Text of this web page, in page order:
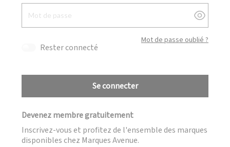
Afficher/
Mot de passe oublié ?
Rester connecté
Se connecter
Devenez membre gratuitement
Inscrivez-vous et profitez de l'ensemble des marques
disponibles chez Marques Avenue.